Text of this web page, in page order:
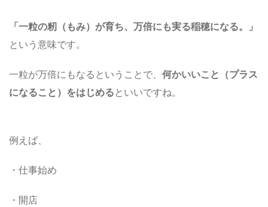
「一粒の籾（もみ）が育ち、万倍にも実る稲穂になる。」
という意味です。
一粒が万倍にもなるということで、 何かいいこと（プラス
になること）をはじめる といいですね。
例えば、
・仕事始め
・開店